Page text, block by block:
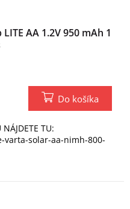
AA 1.2V 950 mAh 1
Do košíka
NÁJDETE TU:
solar-aa-nimh-800-